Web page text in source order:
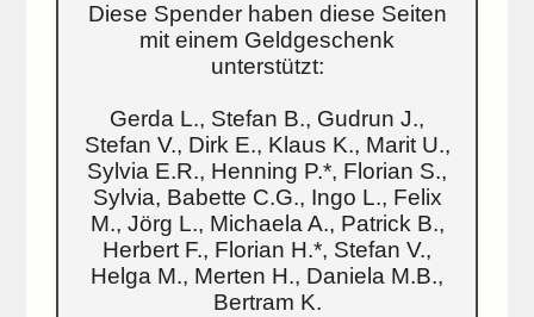
Diese Spender haben diese Seiten
mit einem Geldgeschenk
unterstützt:
Gerda L., Stefan B., Gudrun J.,
Stefan V., Dirk E., Klaus K., Marit U.,
Sylvia E.R., Henning P.*, Florian S.,
Sylvia, Babette C.G., Ingo L., Felix
M., Jörg L., Michaela A., Patrick B.,
Herbert F., Florian H.*, Stefan V.,
Helga M., Merten H., Daniela M.B.,
Bertram K.